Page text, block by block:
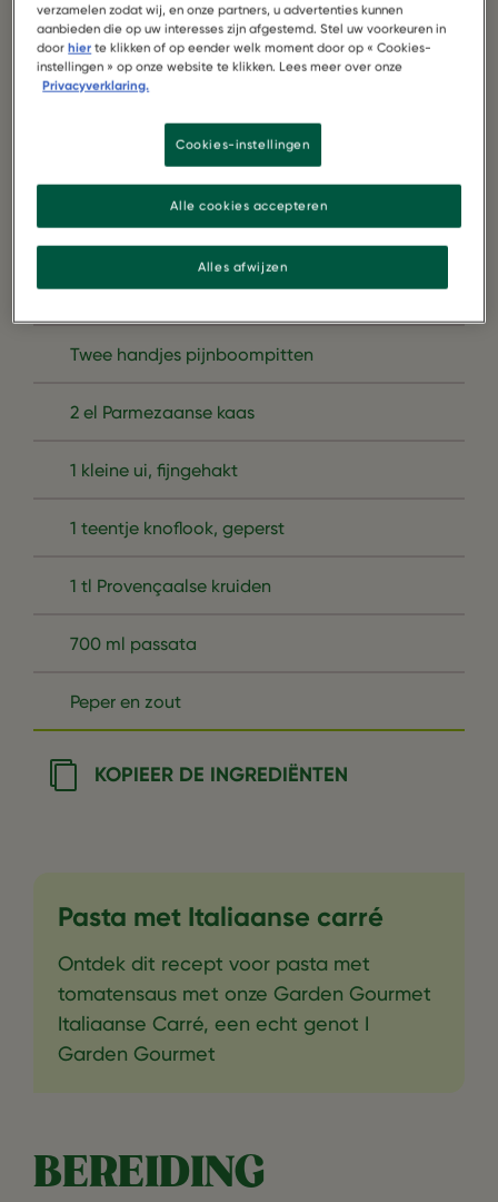
INGREDIËNTEN
1 pak Garden Gourmet Italiaanse Carré
200 g spaghetti
Twee handjes pijnboompitten
2 el Parmezaanse kaas
1 kleine ui, fijngehakt
1 teentje knoflook, geperst
1 tl Provençaalse kruiden
700 ml passata
Peper en zout
KOPIEER DE INGREDIËNTEN
Pasta met Italiaanse carré
Ontdek dit recept voor pasta met
tomatensaus met onze Garden Gourmet
Italiaanse Carré, een echt genot I
Garden Gourmet
BEREIDING
verzamelen zodat wij, en onze partners, u advertenties kunnen
aanbieden die op uw interesses zijn afgestemd. Stel uw voorkeuren in
doorhier te klikken of op eender welk moment door op « Cookies-
instellingen » op onze website te klikken. Lees meer over onze
Privacyverklaring.
Cookies-instellingen
Alles afwijzen
Alle cookies accepteren